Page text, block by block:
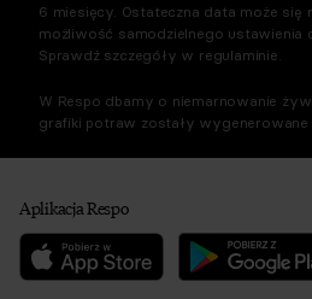
6 miesięcy. Ostateczna data może się
możliwość samodzielnego ustawienia
Sprawdź szczegóły w regulaminie.
W Respo dbamy o niemarnowanie
grafiki potraw zostały wygenerowane
Aplikacja Respo